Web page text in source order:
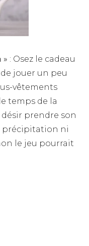
» : Osez le cadeau
jouer un peu
vêtements
temps de la
prendre son
précipitation ni
le jeu pourrait